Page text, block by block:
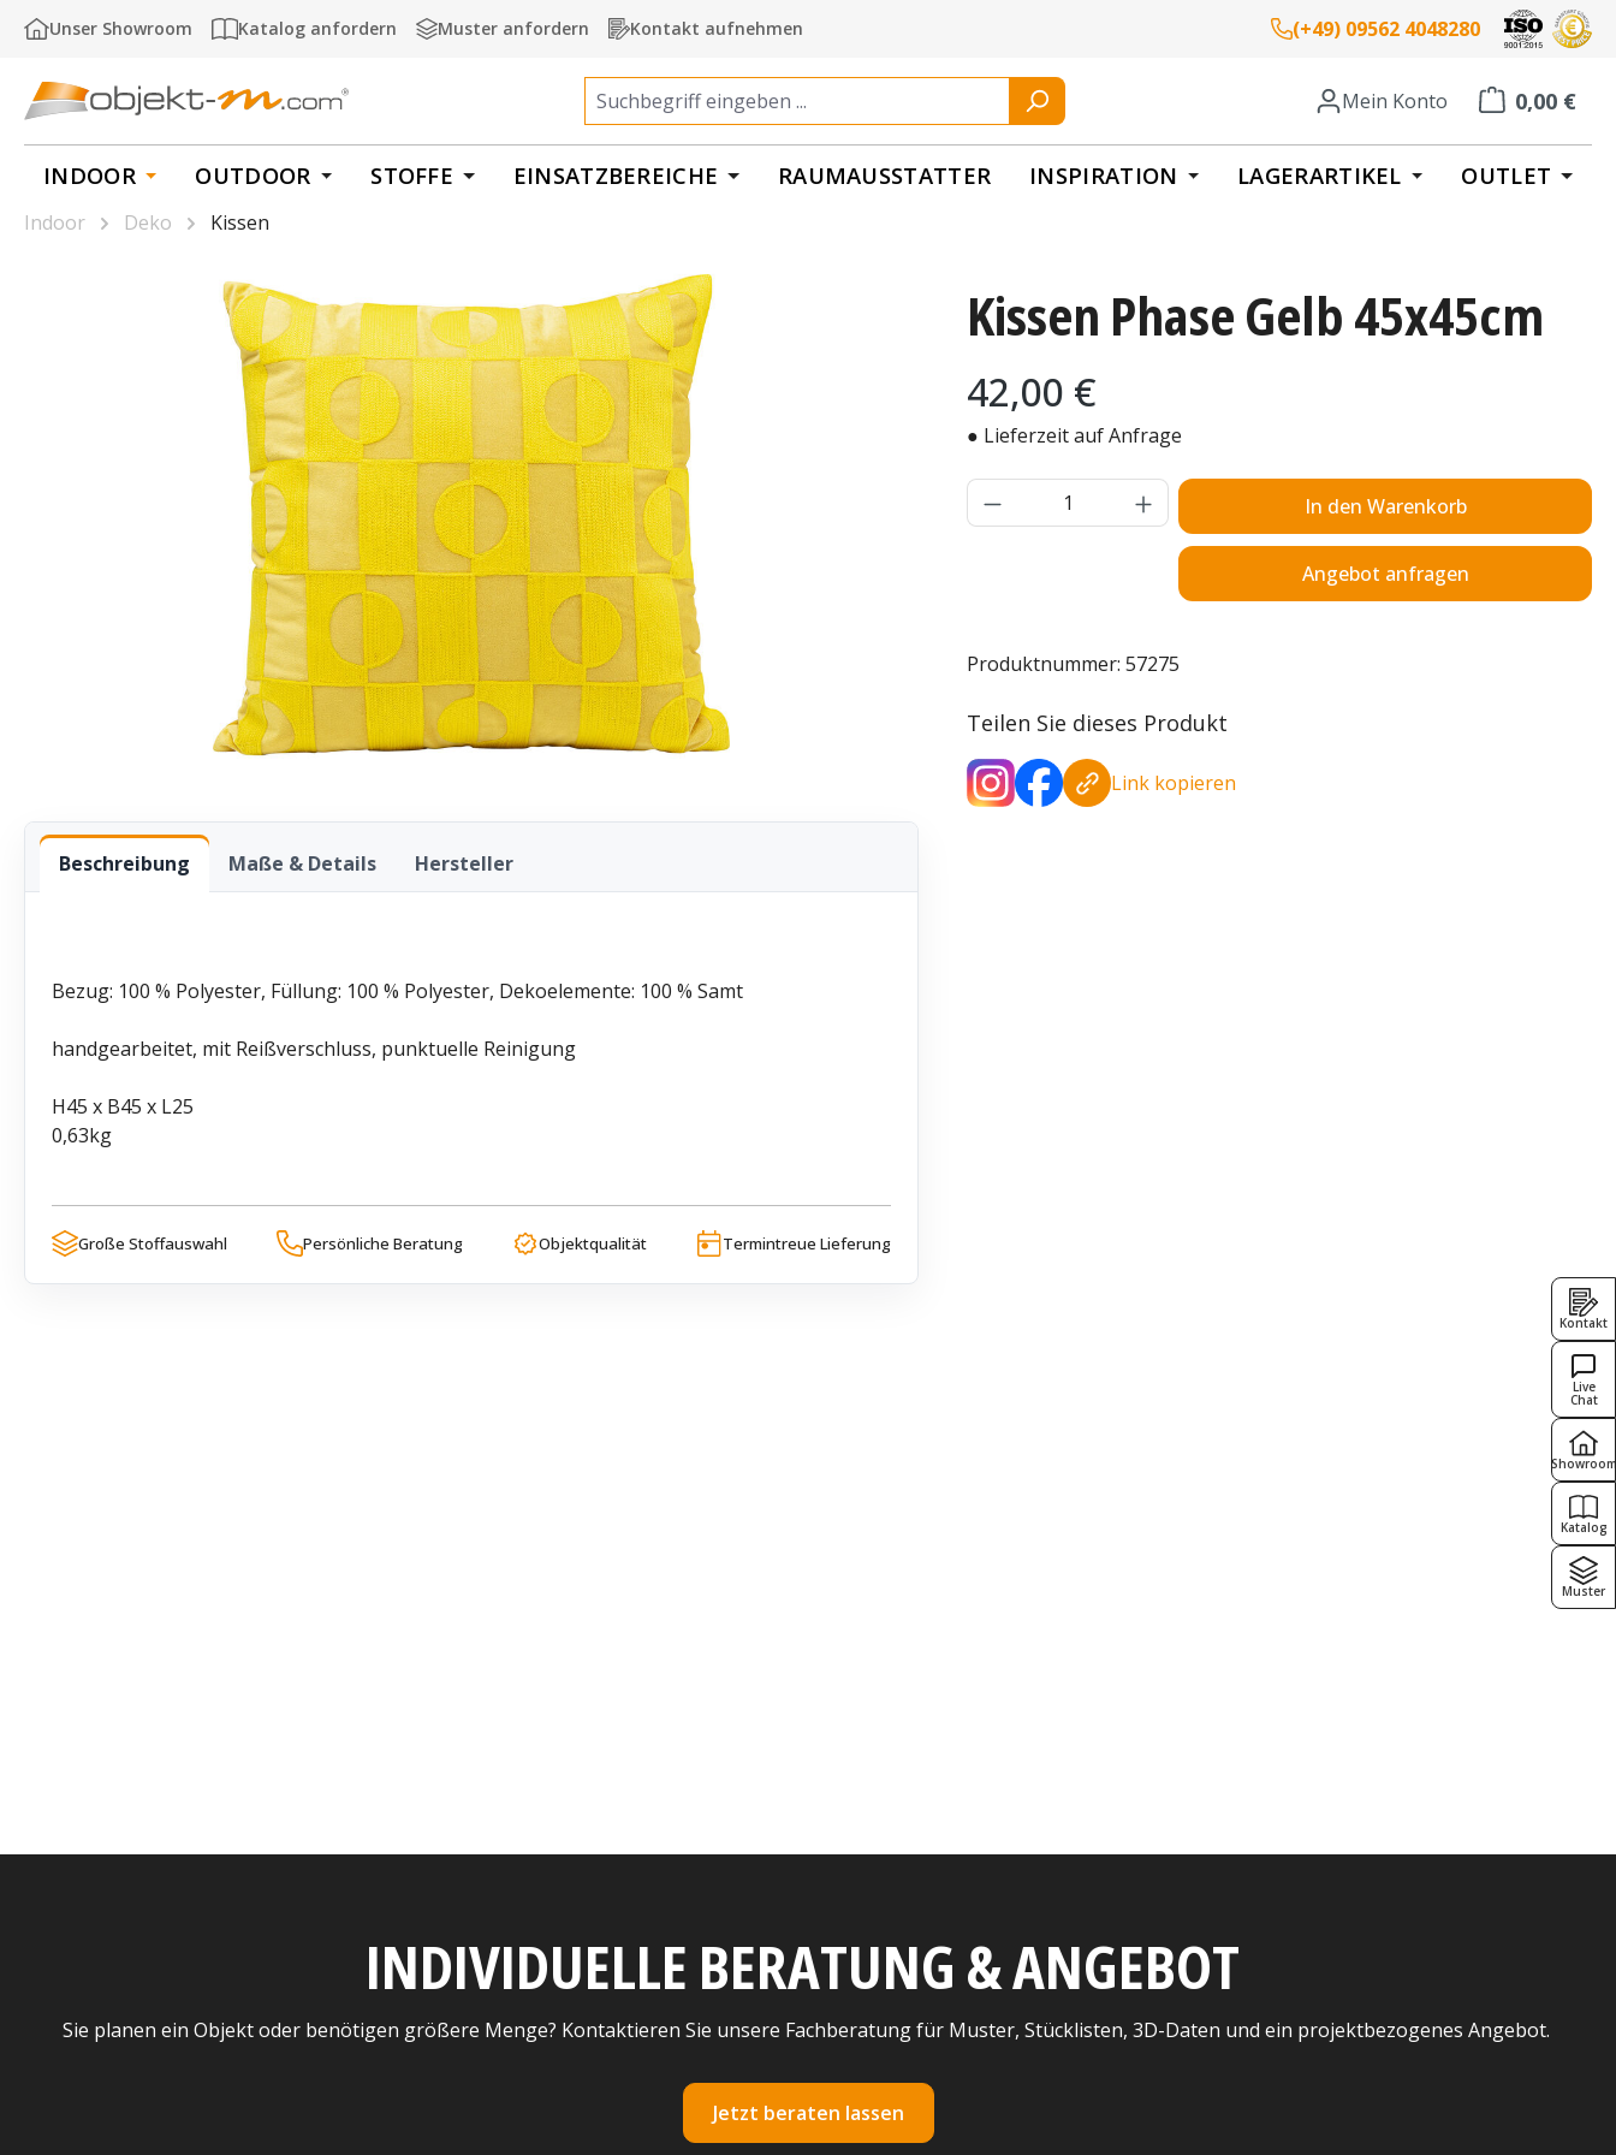
Hauptinhalt springen
Zur Suche springen
Zur Hauptnavigation springen
Unser Showroom Katalog anfordern Muster anfordern Kontakt aufnehmen (+49) 09562 4048280
Mein Konto 0,00 €
Warenkorb
INDOOR OUTDOOR STOFFE EINSATZBEREICHE RAUMAUSSTATTER INSPIRATION LAGERARTIKEL OUTLET
Kissen Phase Gelb 45x45cm
Regulärer Preis:
42,00 €
● Lieferzeit auf Anfrage
Produkt Anzahl: Gib den gewünschten Wert
In den Warenkorb
Angebot anfragen
Produktnummer: 57275
Teilen Sie dieses Produkt
Link kopieren
Indoor Deko
Kissen
Beschreibung Maße & Details Hersteller
Bezug: 100 % Polyester, Füllung: 100 % Polyester, Dekoelemente: 100 % Samt
handgearbeitet, mit Reißverschluss, punktuelle Reinigung
H45 x B45 x L25
0,63kg
Große Stoffauswahl Persönliche Beratung Objektqualität Termintreue Lieferung
INDIVIDUELLE BERATUNG & ANGEBOT
Sie planen ein Objekt oder benötigen größere Menge? Kontaktieren Sie unsere Fachberatung für Muster, Stücklisten, 3D-Daten und ein projektbezogenes Angebot.
Jetzt beraten lassen
Kontakt
Live
Chat
Showroom
Katalog
Muster